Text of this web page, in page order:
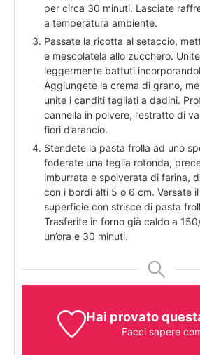
per circa 30 minuti. Lasciate
a temperatura ambiente.
Passate la ricotta al setaccio,
e mescolatela allo zucchero.
leggermente battuti
Aggiungete la crema di grano,
unite i canditi tagliati a dadini.
cannella in polvere, l’estratto di
fiori d’arancio.
Stendete la pasta frolla ad uno
foderate una teglia rotonda,
imburrata e spolverata di farina,
con i bordi alti 5 o 6 cm. Versate
superficie con strisce di pasta
Trasferite in forno già caldo a
un’ora e 30 minuti.
Hai provato
Facci sapere